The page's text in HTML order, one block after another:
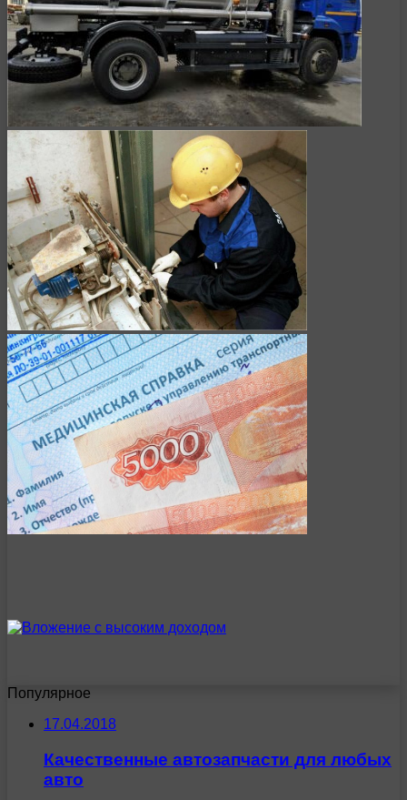
Популярное
17.04.2018
Качественные автозапчасти для любых
авто